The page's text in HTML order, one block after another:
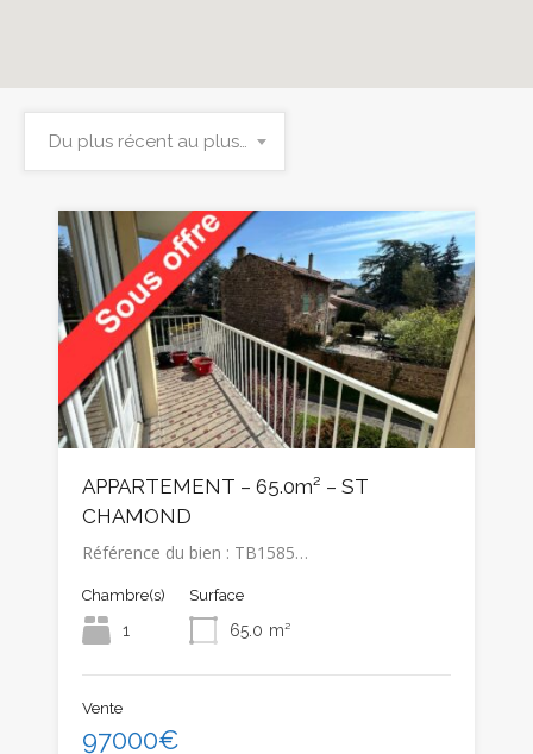
Du plus récent au plus ancien
APPARTEMENT – 65.0m² – ST
CHAMOND
Référence du bien : TB1585…
Chambre(s)
1
Surface
65.0 m²
Vente
97000€